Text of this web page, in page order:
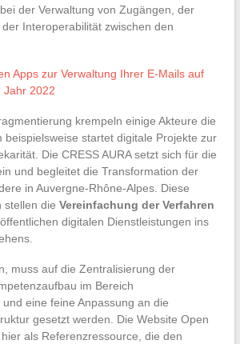
der Verwaltung von Zugängen, der
Interoperabilität zwischen den
Apps zur Verwaltung Ihrer E-Mails auf
Jahr 2022
krempeln einige Akteure die
beispielsweise startet digitale Projekte zur
Die CRESS AURA setzt sich für die
und begleitet die Transformation der
in Auvergne-Rhône-Alpes. Diese
stellen die Vereinfachung der Verfahren
digitalen Dienstleistungen ins
muss auf die Zentralisierung der
im Bereich
und eine feine Anpassung an die
gesetzt werden. Die Website Open
als Referenzressource, die den